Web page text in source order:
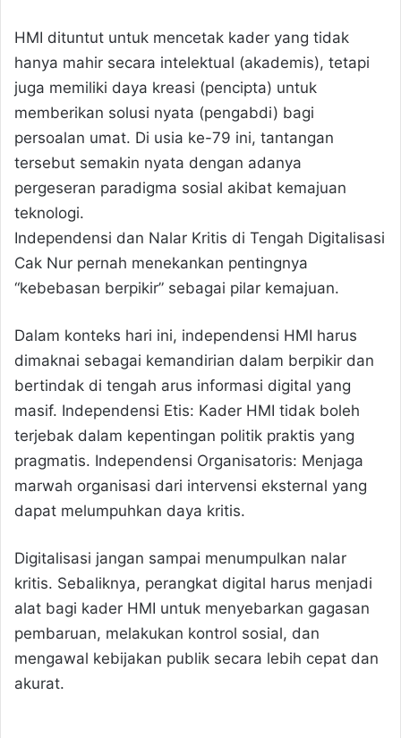
HMI dituntut untuk mencetak kader yang tidak
hanya mahir secara intelektual (akademis), tetapi
juga memiliki daya kreasi (pencipta) untuk
memberikan solusi nyata (pengabdi) bagi
persoalan umat. Di usia ke-79 ini, tantangan
tersebut semakin nyata dengan adanya
pergeseran paradigma sosial akibat kemajuan
teknologi.
Independensi dan Nalar Kritis di Tengah Digitalisasi
Cak Nur pernah menekankan pentingnya
“kebebasan berpikir” sebagai pilar kemajuan.
Dalam konteks hari ini, independensi HMI harus
dimaknai sebagai kemandirian dalam berpikir dan
bertindak di tengah arus informasi digital yang
masif. Independensi Etis: Kader HMI tidak boleh
terjebak dalam kepentingan politik praktis yang
pragmatis. Independensi Organisatoris: Menjaga
marwah organisasi dari intervensi eksternal yang
dapat melumpuhkan daya kritis.
Digitalisasi jangan sampai menumpulkan nalar
kritis. Sebaliknya, perangkat digital harus menjadi
alat bagi kader HMI untuk menyebarkan gagasan
pembaruan, melakukan kontrol sosial, dan
mengawal kebijakan publik secara lebih cepat dan
akurat.